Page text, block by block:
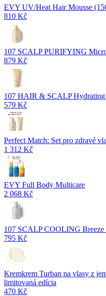
EVY UV/Heat Hair Mousse
810 Kč
107 SCALP PURIFYING
879 Kč
107 HAIR & SCALP Hydrating
579 Kč
Perfect Match: Set pro zdravé
1 312 Kč
EVY Full Body Multicare
2 068 Kč
107 SCALP COOLING Breeze
795 Kč
Kremkrem Turban na vlasy z
limitovaná edícia
470 Kč